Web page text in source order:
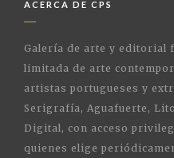
ACERCA DE CPS
Galería de arte y editorial
limitada de arte
artistas portugueses y
Serigrafía, Aguafuerte,
Digital, con acceso
quienes elige